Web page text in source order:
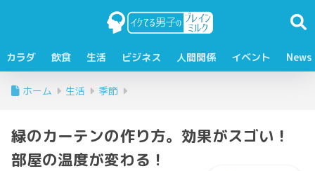
カラダ 飲食 生活 ビジネス 人間関係 イベント News
ホーム 生活 季節
緑のカーテンの作り方。効果がスゴい！
部屋の温度が変わる！